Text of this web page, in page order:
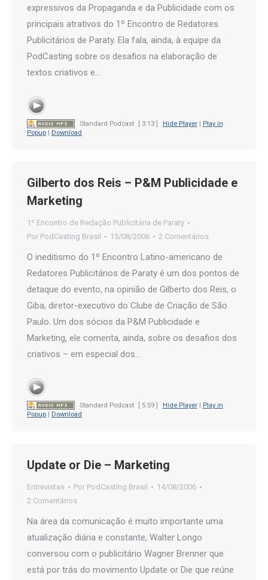
expressivos da Propaganda e da Publicidade com os
principais atrativos do 1º Encontro de Redatores
Publicitários de Paraty. Ela fala, ainda, à equipe da
PodCasting sobre os desafios na elaboração de
textos criativos e…
Standard Podcast [ 3:13 ] Hide Player| Play in
Popup
Download
Gilberto dos Reis – P&M Publicidade e
Marketing
1º Encontro de Redação Publicitária de Paraty
Por PodCasting Brasil 15/08/2006 2 Comentários
O ineditismo do 1º Encontro Latino-americano de
Redatores Publicitários de Paraty é um dos pontos de
detaque do evento, na opinião de Gilberto dos Reis, o
Giba, diretor-executivo do Clube de Criação de São
Paulo. Um dos sócios da P&M Publicidade e
Marketing, ele comenta, ainda, sobre os desafios dos
criativos – em especial dos…
Standard Podcast [ 5:59 ] Hide Player| Play in
Popup
Download
Update or Die – Marketing
Entrevistas Por PodCasting Brasil
14/08/2006
2 Comentários
Na área da comunicação é muito importante uma
atualização diária e constante, Walter Longo
conversou com o publicitário Wagner Brenner que
está por trás do movimento Update or Die que reúne